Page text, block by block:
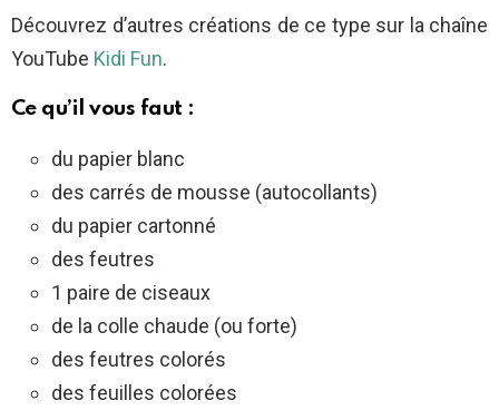
Découvrez d’autres créations de ce type sur la chaîne
YouTube Kidi Fun.
Ce qu’il vous faut :
du papier blanc
des carrés de mousse (autocollants)
du papier cartonné
des feutres
1 paire de ciseaux
de la colle chaude (ou forte)
des feutres colorés
des feuilles colorées